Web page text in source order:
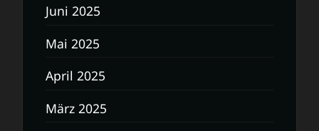
Juni 2025
Mai 2025
April 2025
März 2025